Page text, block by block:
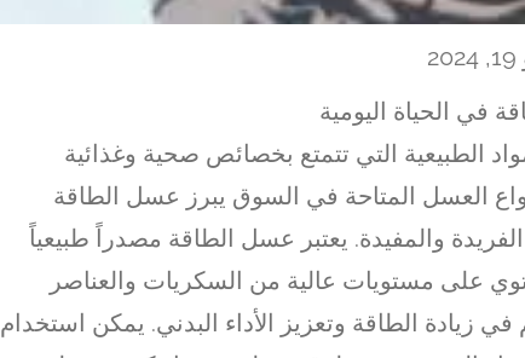
في الحياة اليومية
الطبيعية التي تتمتع بخصائص صحية وغذائية
العسل المتاحة في السوق يبرز عسل الطاقة
والمفيدة. يعتبر عسل الطاقة مصدراً طبيعياً
على مستويات عالية من السكريات والعناصر
في زيادة الطاقة وتعزيز الأداء البدني. يمكن استخدام